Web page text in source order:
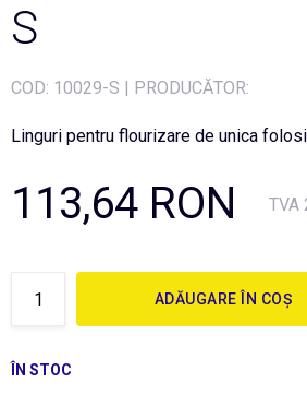
S
COD: 10029-S | PRODUCĂTOR:
Linguri pentru flourizare de unica
113,64 RON TVA
ADĂUGARE ÎN COȘ
ÎN STOC